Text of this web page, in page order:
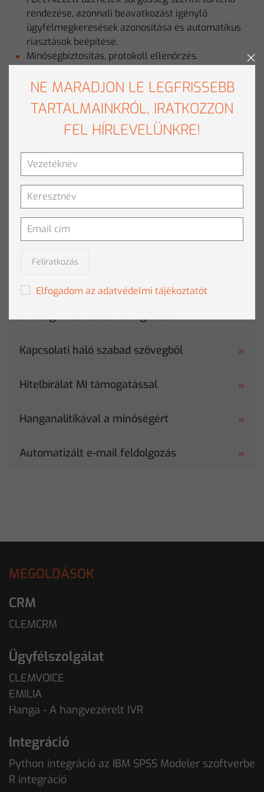
KAPCSOLÓDÓ TERMÉKEK
Szöveganalitika
KAPCSOLÓDÓ TARTALMAK
Minőségbiztosítás a piackutatásban
Többcsatornás ügyfélmérés
Stratégiai tervezés támogatása
Kapcsolati háló szabad szövegből
Hitelbírálat MI támogatással
Hanganalitikával a minőségért
Automatizált e-mail feldolgozás
rendezése, azonnali beavatkozást igénylő
ügyfélmegkeresések azonosítása és automatikus
riasztások beépítése.
Minőségbiztosítás, protokoll ellenőrzés.
MEGOLDÁSOK
CRM
CLEMCRM
Ügyfélszolgálat
CLEMVOICE
EMILIA
Hanga - A hangvezérelt IVR
Integráció
Python integráció az IBM SPSS Modeler szoftverbe
R integráció
NE MARADJON LE LEGFRISSEBB
TARTALMAINKRÓL, IRATKOZZON
FEL HÍRLEVELÜNKRE!
Feliratkozás
Elfogadom az adatvédelmi tájékoztatót